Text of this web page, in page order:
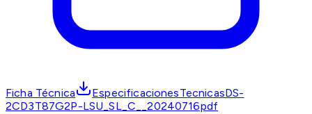
Ficha Técnica
EspecificacionesTecnicasDS-
2CD3T87G2P-LSU_SL_C__20240716pdf